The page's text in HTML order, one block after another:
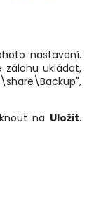
nastavení.
zálohu ukládat,
na Uložit.